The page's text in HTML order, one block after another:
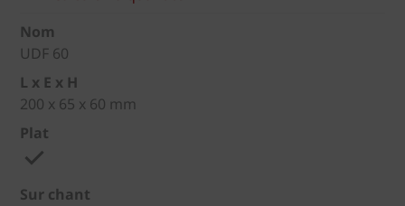
Nom
UDF 60
L x E x H
200 x 65 x 60 mm
Plat
Sur chant